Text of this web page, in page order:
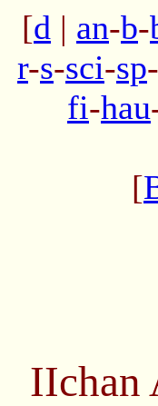
[d | an-b-
r-s-sci-sp-
fi-hau
[
IIchan